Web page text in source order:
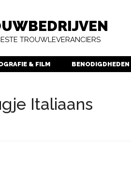
TROUWLEVERANCIERS
& FILM BENODIGDHEDEN
Italiaans